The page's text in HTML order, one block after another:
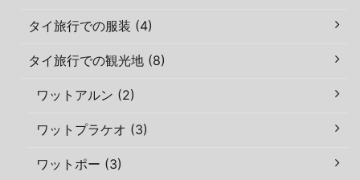
タイ旅行での服装 (4)
タイ旅行での観光地 (8)
ワットアルン (2)
ワットプラケオ (3)
ワットポー (3)